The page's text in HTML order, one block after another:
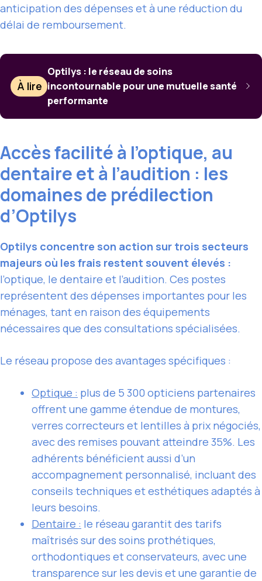
anticipation des dépenses et à une réduction du
délai de remboursement.
À lire
Optilys : le réseau de soins
incontournable pour une mutuelle santé
performante
Accès facilité à l’optique, au
dentaire et à l’audition : les
domaines de prédilection
d’Optilys
Optilys concentre son action sur trois secteurs
majeurs où les frais restent souvent élevés :
l’optique, le dentaire et l’audition. Ces postes
représentent des dépenses importantes pour les
ménages, tant en raison des équipements
nécessaires que des consultations spécialisées.
Le réseau propose des avantages spécifiques :
Optique : plus de 5 300 opticiens partenaires
offrent une gamme étendue de montures,
verres correcteurs et lentilles à prix négociés,
avec des remises pouvant atteindre 35%. Les
adhérents bénéficient aussi d’un
accompagnement personnalisé, incluant des
conseils techniques et esthétiques adaptés à
leurs besoins.
Dentaire : le réseau garantit des tarifs
maîtrisés sur des soins prothétiques,
orthodontiques et conservateurs, avec une
transparence sur les devis et une garantie de